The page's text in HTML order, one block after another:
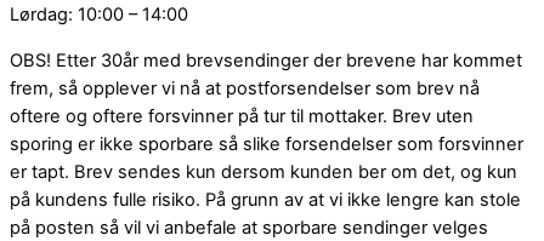
Lørdag: 10:00 – 14:00
OBS! Etter 30år med brevsendinger der brevene har kommet
frem, så opplever vi nå at postforsendelser som brev nå
oftere og oftere forsvinner på tur til mottaker. Brev uten
sporing er ikke sporbare så slike forsendelser som forsvinner
er tapt. Brev sendes kun dersom kunden ber om det, og kun
på kundens fulle risiko. På grunn av at vi ikke lengre kan stole
på posten så vil vi anbefale at sporbare sendinger velges